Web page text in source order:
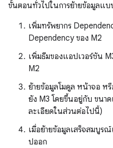
ขั้นตอนทั่วไปในการย้ายข้อมูลแ
เพิ่มทรัพยากร
Dependency ของ M2
เพิ่มธีมของแอปเวอร์ชัน
M2
ย้ายข้อมูลโมดูล หน้าจอ ห
ยัง M3 โดยขึ้นอยู่กับ ขนา
ละเอียดในส่วนต่อไปนี้)
เมื่อย้ายข้อมูลเสร็จสมบูร
ปออก